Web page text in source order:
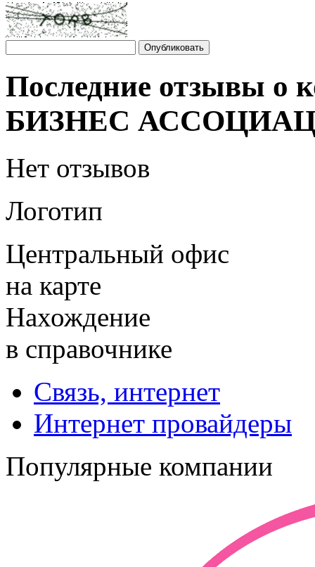
Последние отзывы
БИЗНЕС
Нет отзывов
Логотип
Центральный офис
на карте
Нахождение
в справочнике
Связь, интернет
Интернет провайдеры
Популярные компании